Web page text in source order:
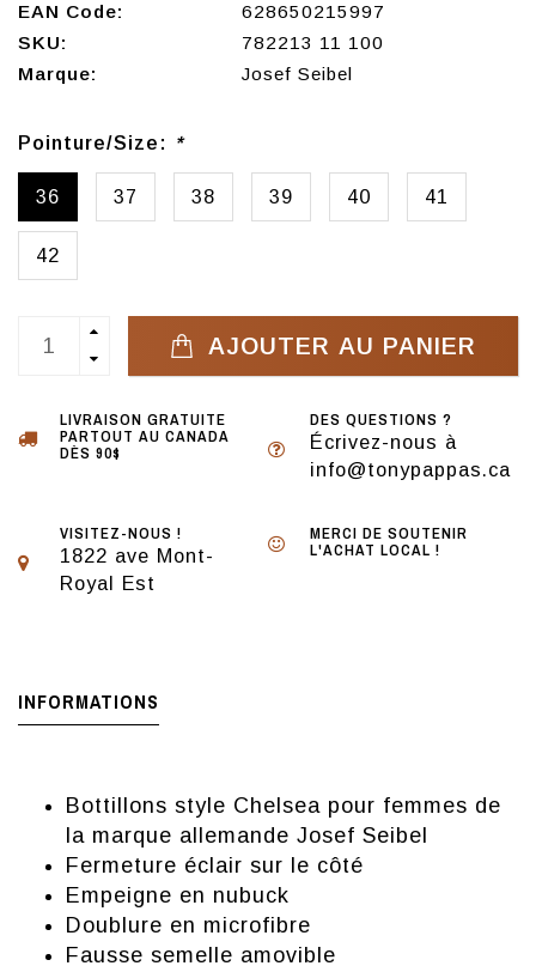
EAN Code:
628650215997
SKU:
782213 11 100
Marque:
Josef Seibel
Pointure/Size: *
36 37 38 39 40 41
42
AJOUTER AU PANIER
LIVRAISON GRATUITE
PARTOUT AU CANADA
DÈS 90$
DES QUESTIONS ?
Écrivez-nous à
info@tonypappas.ca
VISITEZ-NOUS !
1822 ave Mont-
Royal Est
MERCI DE SOUTENIR
L'ACHAT LOCAL !
INFORMATIONS
Bottillons style Chelsea pour femmes de
la marque allemande Josef Seibel
Fermeture éclair sur le côté
Empeigne en nubuck
Doublure en microfibre
Fausse semelle amovible